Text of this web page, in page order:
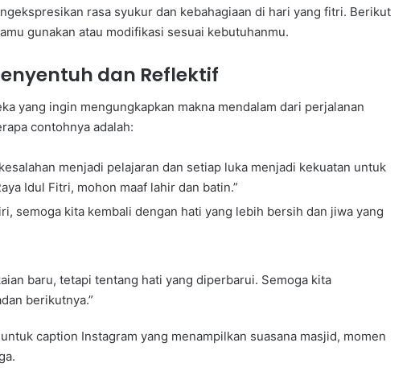
rasa syukur dan kebahagiaan di hari yang fitri. Berikut
gunakan atau modifikasi sesuai kebutuhanmu.
dan Reflektif
yang ingin mengungkapkan makna mendalam dari perjalanan
contohnya adalah:
menjadi pelajaran dan setiap luka menjadi kekuatan untuk
Idul Fitri, mohon maaf lahir dan batin.”
semoga kita kembali dengan hati yang lebih bersih dan jiwa yang
baru, tetapi tentang hati yang diperbarui. Semoga kita
berikutnya.”
caption Instagram yang menampilkan suasana masjid, momen